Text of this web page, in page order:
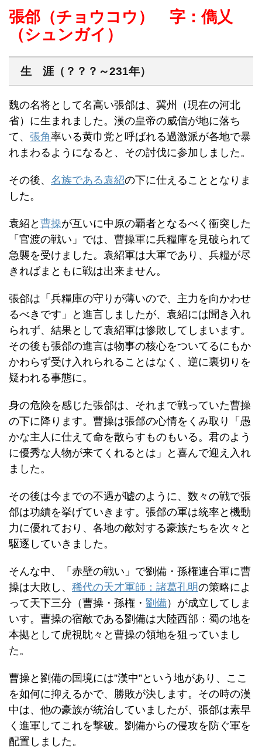
張郃（チョウコウ） 字：儁乂
（シュンガイ）
生 涯（？？？～231年）
魏の名将として名高い張郃は、冀州（現在の河北
省）に生まれました。漢の皇帝の威信が地に落ち
て、 張角率いる黄巾党と呼ばれる過激派が各地で暴
れまわるようになると、その討伐に参加しました。
その後、 名族である袁紹の下に仕えることとなりま
した。
袁紹と 曹操が互いに中原の覇者となるべく衝突した
「官渡の戦い」では、曹操軍に兵糧庫を見破られて
急襲を受けました。袁紹軍は大軍であり、兵糧が尽
きればまともに戦は出来ません。
張郃は「兵糧庫の守りが薄いので、主力を向かわせ
るべきです」と進言しましたが、袁紹には聞き入れ
られず、結果として袁紹軍は惨敗してしまいます。
その後も張郃の進言は物事の核心をついてるにもか
かわらず受け入れられることはなく、逆に裏切りを
疑われる事態に。
身の危険を感じた張郃は、それまで戦っていた曹操
の下に降ります。曹操は張郃の心情をくみ取り「愚
かな主人に仕えて命を散らすものもいる。君のよう
に優秀な人物が来てくれるとは」と喜んで迎え入れ
ました。
その後は今までの不遇が嘘のように、数々の戦で張
郃は功績を挙げていきます。張郃の軍は統率と機動
力に優れており、各地の敵対する豪族たちを次々と
駆逐していきました。
そんな中、「赤壁の戦い」で劉備・孫権連合軍に曹
操は大敗し、 稀代の天才軍師：諸葛孔明の策略によ
って天下三分（曹操・孫権・ 劉備）が成立してしま
いす。曹操の宿敵である劉備は大陸西部：蜀の地を
本拠として虎視眈々と曹操の領地を狙っていまし
た。
曹操と劉備の国境には”漢中”という地があり、ここ
を如何に抑えるかで、勝敗が決します。その時の漢
中は、他の豪族が統治していましたが、張郃は素早
く進軍してこれを撃破。劉備からの侵攻を防ぐ軍を
配置しました。